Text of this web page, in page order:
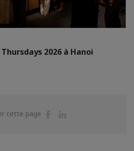
2026 à Hanoi
cette page
Partager